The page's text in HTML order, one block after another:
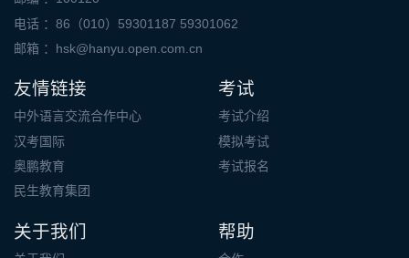
电话 ：86（010）59301187 59301062
邮箱 ： hsk@hanyu.open.com.cn
友情链接
中外语言交流合作中心
汉考国际
奥鹏教育
民生教育集团
考试
考试介绍
模拟考试
考试报名
关于我们 帮助